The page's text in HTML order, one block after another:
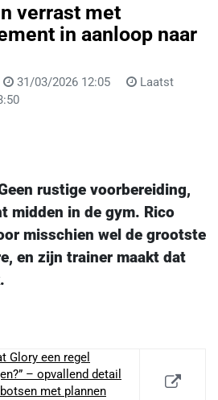
verrast met
in aanloop naar
31/03/2026 12:05
Laatst
rustige voorbereiding,
midden in de gym. Rico
misschien wel de grootste
en zijn trainer maakt dat
Glory een regel
– opvallend detail
met plannen